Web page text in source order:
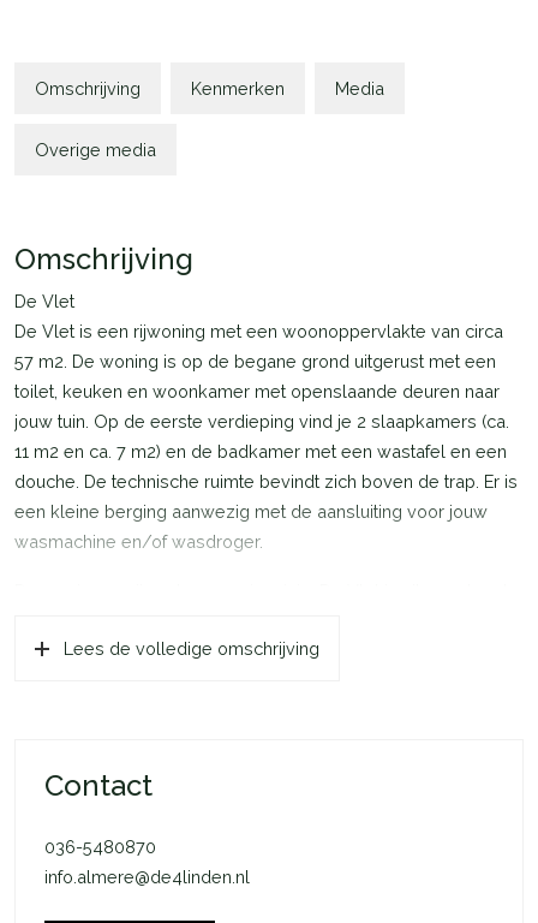
Omschrijving Kenmerken Media
Overige media
Omschrijving
De Vlet
De Vlet is een rijwoning met een woonoppervlakte van circa
57 m2. De woning is op de begane grond uitgerust met een
toilet, keuken en woonkamer met openslaande deuren naar
jouw tuin. Op de eerste verdieping vind je 2 slaapkamers (ca.
11 m2 en ca. 7 m2) en de badkamer met een wastafel en een
douche. De technische ruimte bevindt zich boven de trap. Er is
een kleine berging aanwezig met de aansluiting voor jouw
wasmachine en/of wasdroger.
je woning is ieder seizoen aangenaam. In de winter wordt jouw
temperatuur langer vast.
– Rijwoning
– 1 slaapkamer
Lees de volledige omschrijving
Contact
036-5480870
info.almere@de4linden.nl